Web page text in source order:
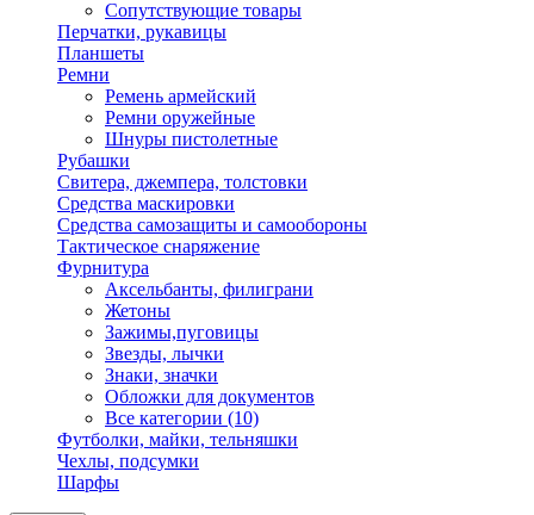
Сопутствующие товары
Перчатки, рукавицы
Планшеты
Ремни
Ремень армейский
Ремни оружейные
Шнуры пистолетные
Рубашки
Свитера, джемпера, толстовки
Средства маскировки
Средства самозащиты и самообороны
Тактическое снаряжение
Фурнитура
Аксельбанты, филиграни
Жетоны
Зажимы,пуговицы
Звезды, лычки
Знаки, значки
Обложки для документов
Все категории (10)
Футболки, майки, тельняшки
Чехлы, подсумки
Шарфы